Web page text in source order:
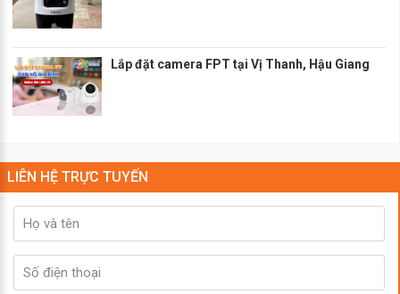
Lắp đặt camera FPT tại Vị Thanh, Hậu Giang
LIÊN HỆ TRỰC TUYẾN